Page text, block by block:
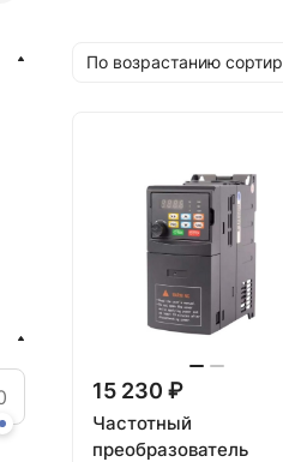
По возрастанию
15 230 ₽
Частотный
преобразователь